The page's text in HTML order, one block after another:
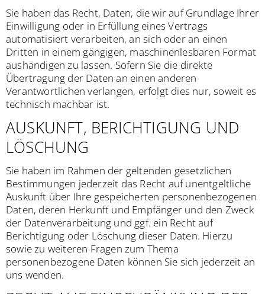
Sie haben das Recht, Daten, die wir auf Grundlage Ihrer
Einwilligung oder in Erfüllung eines Vertrags
automatisiert verarbeiten, an sich oder an einen
Dritten in einem gängigen, maschinenlesbaren Format
aushändigen zu lassen. Sofern Sie die direkte
Übertragung der Daten an einen anderen
Verantwortlichen verlangen, erfolgt dies nur, soweit es
technisch machbar ist.
AUSKUNFT, BERICHTIGUNG UND
LÖSCHUNG
Sie haben im Rahmen der geltenden gesetzlichen
Bestimmungen jederzeit das Recht auf unentgeltliche
Auskunft über Ihre gespeicherten personenbezogenen
Daten, deren Herkunft und Empfänger und den Zweck
der Datenverarbeitung und ggf. ein Recht auf
Berichtigung oder Löschung dieser Daten. Hierzu
sowie zu weiteren Fragen zum Thema
personenbezogene Daten können Sie sich jederzeit an
uns wenden.